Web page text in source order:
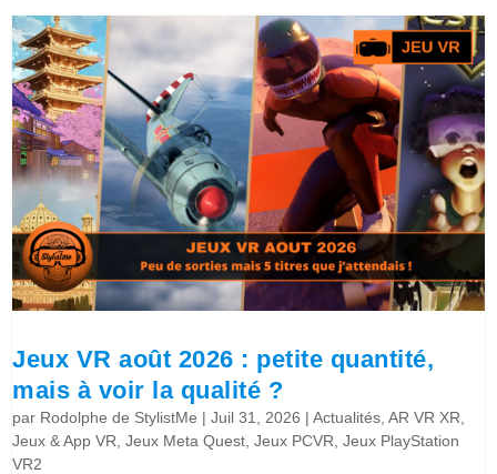
Jeux VR août 2026 : petite quantité,
mais à voir la qualité ?
par Rodolphe de StylistMe |Juil 31, 2026 |Actualités ,AR VR XR
Jeux & App VR ,Jeux Meta Quest ,Jeux PCVR ,Jeux PlayStation
VR2